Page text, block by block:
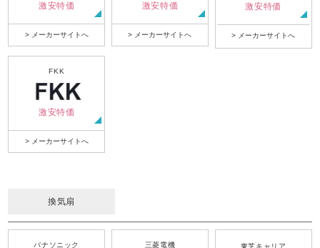
激安特価
> メーカーサイトへ
激安特価
> メーカーサイトへ
激安特価
> メーカーサイトへ
FKK
激安特価
> メーカーサイトへ
換気扇
パナソニック 三菱電機 東芝キャリア